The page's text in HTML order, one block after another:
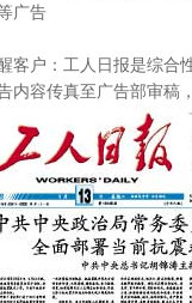
广告
客户：工人日报是综合
内容传真至广告部审稿